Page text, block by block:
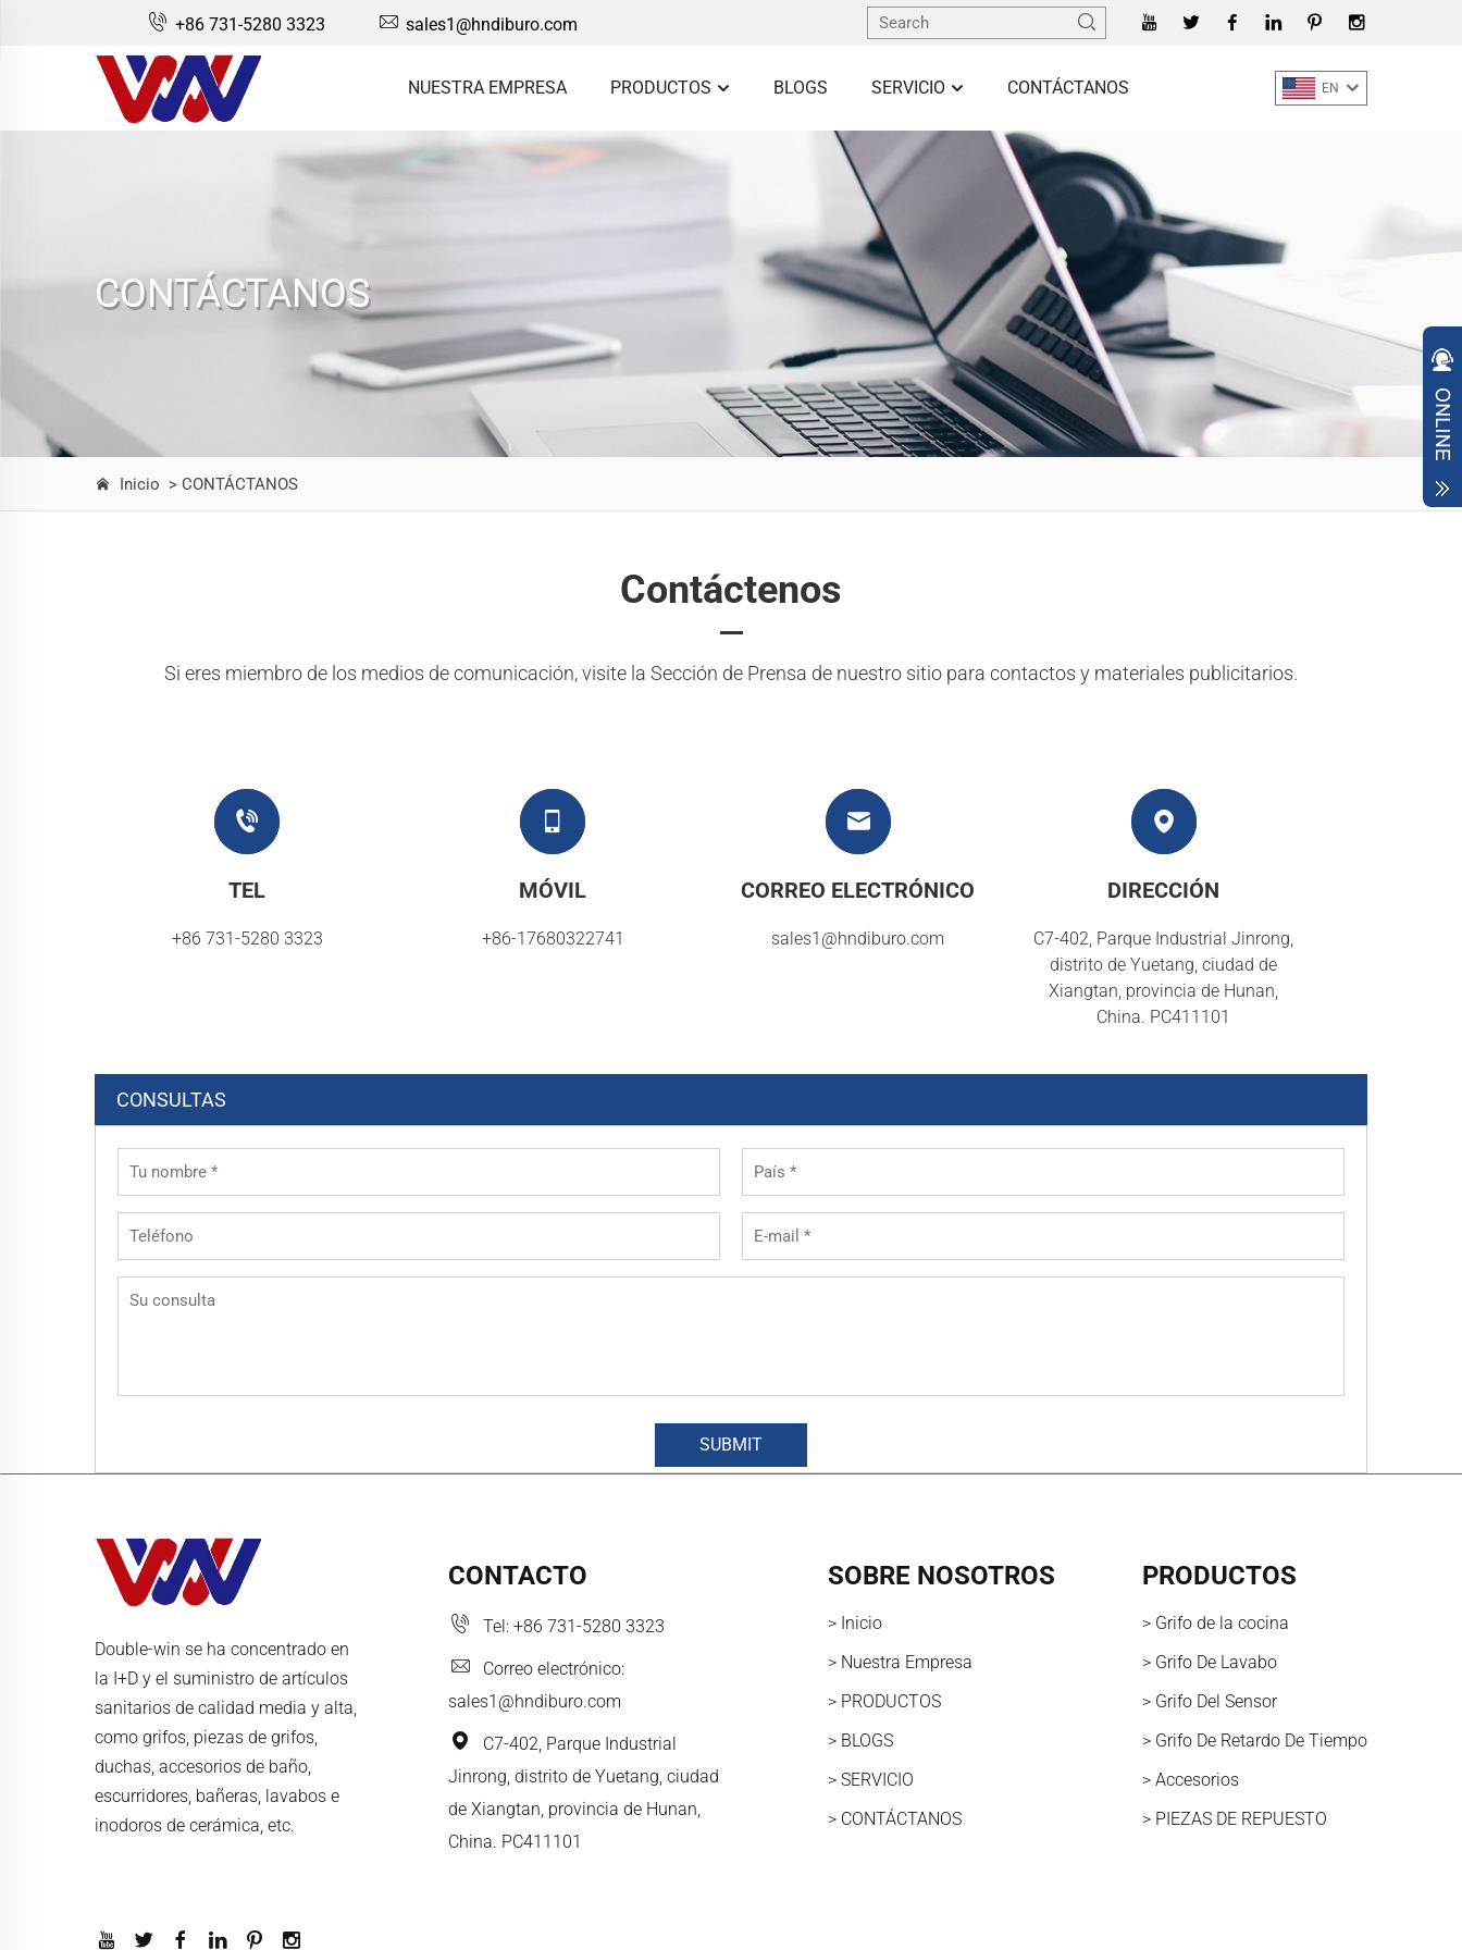
+86 731-5280 3323 sales1@hndiburo.com
NUESTRA EMPRESA PRODUCTOS BLOGS SERVICIO CONTÁCTANOS EN
CONTÁCTANOS
Inicio > CONTÁCTANOS
Contáctenos
Si eres miembro de los medios de comunicación, visite la Sección de Prensa de nuestro sitio para contactos y materiales publicitarios.
TEL
+86 731-5280 3323
MÓVIL
+86-17680322741
CORREO ELECTRÓNICO
sales1@hndiburo.com
DIRECCIÓN
C7-402, Parque Industrial Jinrong,
distrito de Yuetang, ciudad de
Xiangtan, provincia de Hunan,
China. PC411101
CONSULTAS
Double-win se ha concentrado en
la I+D y el suministro de artículos
sanitarios de calidad media y alta,
como grifos, piezas de grifos,
duchas, accesorios de baño,
escurridores, bañeras, lavabos e
inodoros de cerámica, etc.
CONTACTO
Tel:+86 731-5280 3323
Correo electrónico:
sales1@hndiburo.com
C7-402, Parque Industrial
Jinrong, distrito de Yuetang, ciudad
de Xiangtan, provincia de Hunan,
China. PC411101
SOBRE NOSOTROS
> Inicio
> Nuestra Empresa
> PRODUCTOS
> BLOGS
> SERVICIO
> CONTÁCTANOS
PRODUCTOS
> Grifo de la cocina
> Grifo De Lavabo
> Grifo Del Sensor
> Grifo De Retardo De Tiempo
> Accesorios
> PIEZAS DE REPUESTO